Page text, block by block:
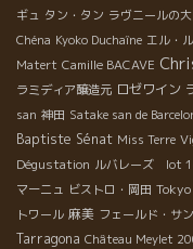
ギュ タン・タン ラヴニールの
Chéna Kyoko Duchaîne エル・
Matert Camille BACAVE
ラミディア醸造元 ロゼワイン
san 神田 Satake san de
Baptiste Sénat Miss Terre
Dégustation ルバレーズ lot
マーニュ ビストロ・岡田
トワール 麻美 フェールド・サ
Tarragona Château Meylet